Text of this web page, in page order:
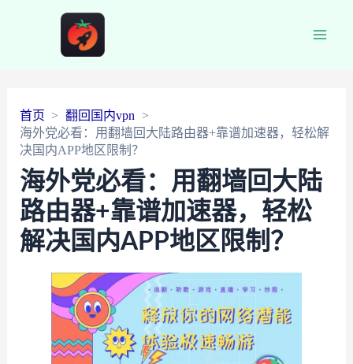
首页
翻回国内vpn
海外党必看：用翻墙回大陆路由器+靠谱加速器，轻松解
决国内APP地区限制？
海外党必看：用翻墙回大陆
路由器+靠谱加速器，轻松
解决国内APP地区限制？